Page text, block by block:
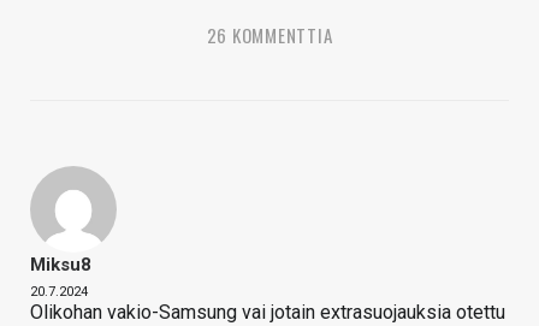
26 KOMMENTTIA
Miksu8
20.7.2024
Olikohan vakio-Samsung vai jotain extrasuojauksia otettu